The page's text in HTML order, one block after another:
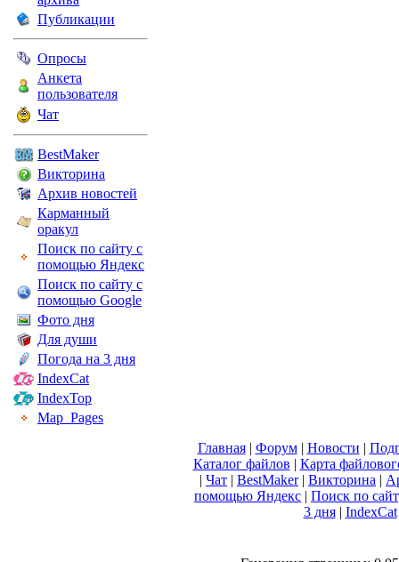
Публикации
Опросы
Анкета
пользователя
Чат
BestMaker
Викторина
Архив новостей
Карманный
оракул
Поиск по сайту с
помощью Яндекс
Поиск по сайту с
помощью Google
Фото дня
Для души
Погода на 3 дня
IndexCat
IndexTop
Map_Pages
Главная| Форум| Новости |
Каталог файлов | Карта
| Чат | BestMaker| Викторина |
помощью Яндекс | Поиск по
3 дня| IndexCat